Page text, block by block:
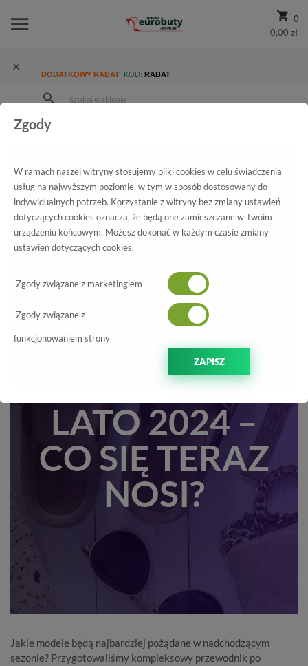
0
0,00 zł
DODATKOWY RABAT KOD: RABAT
Najmodniejsze sandały damskie na lato 2024 – co się teraz nosi?
18/06/2024 08:45
SANDAŁY
DAMSKIE NA
LATO 2024 –
CO SIĘ TERAZ
NOSI?
Jakie modele będą najbardziej pożądane w nadchodzącym
sezonie? Przygotowaliśmy kompleksowy przewodnik po
Zgody
W ramach naszej witryny stosujemy pliki cookies w celu świadczenia
usług na najwyższym poziomie, w tym w sposób dostosowany do
indywidualnych potrzeb. Korzystanie z witryny bez zmiany ustawień
dotyczących cookies oznacza, że będą one zamieszczane w Twoim
urządzeniu końcowym. Możesz dokonać w każdym czasie zmiany
ustawień dotyczących cookies.
Zgody związane z marketingiem
Zgody związane z
funkcjonowaniem strony
ZAPISZ